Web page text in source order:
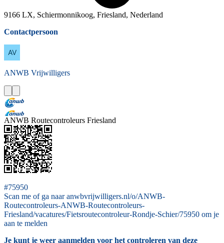
9166 LX, Schiermonnikoog, Friesland, Nederland
Contactpersoon
ANWB Vrijwilligers
ANWB Routecontroleurs Friesland
#75950
Scan me of ga naar anwbvrijwilligers.nl/o/ANWB-
Routecontroleurs-ANWB-Routecontroleurs-
Friesland/vacatures/Fietsroutecontroleur-Rondje-Schier/75950 om je
aan te melden
Je kunt je weer aanmelden voor het controleren van deze